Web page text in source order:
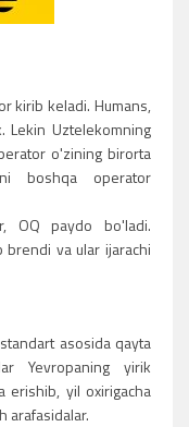
kirib keladi. Humans,
Lekin Uztelekomning
o'zining birorta
boshqa operator
OQ paydo bo'ladi.
va ular ijarachi
asosida qayta
Yevropaning yirik
erishib, yil oxirigacha
arafasidalar.